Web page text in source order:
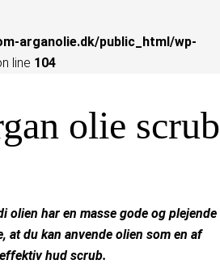
arganolie.dk/public_html/wp-
line 104
olie scrub
olien har en masse gode og plejende
at du kan anvende olien som en af
hud scrub.